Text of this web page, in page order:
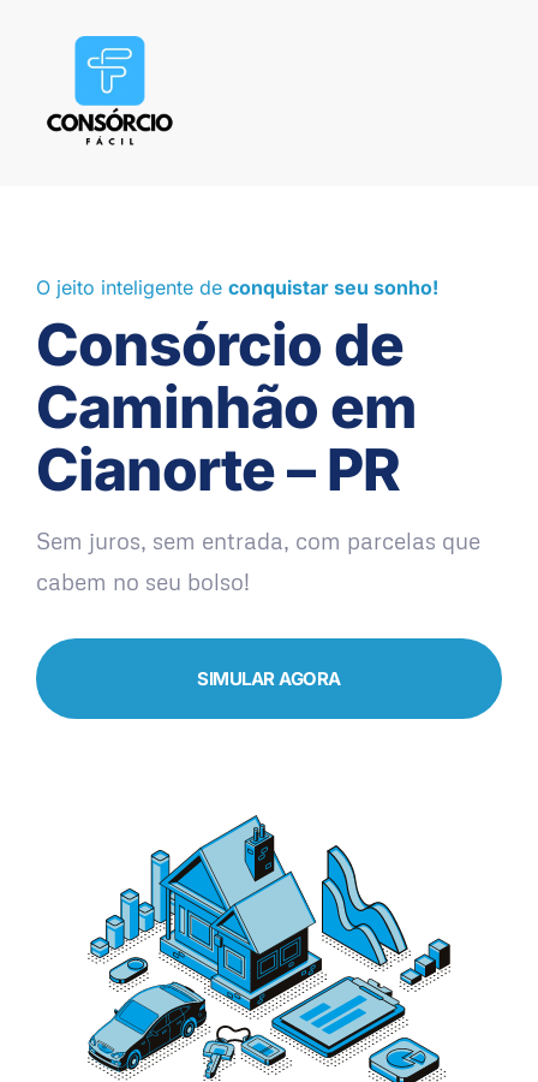
O jeito inteligente de conquistar seu sonho!
Consórcio de
Caminhão em
Cianorte – PR
Sem juros, sem entrada, com parcelas que
cabem no seu bolso!
SIMULAR AGORA